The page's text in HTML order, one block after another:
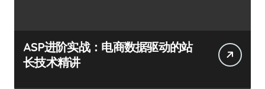
ASP进阶实战：电商数据驱动的站
长技术精讲